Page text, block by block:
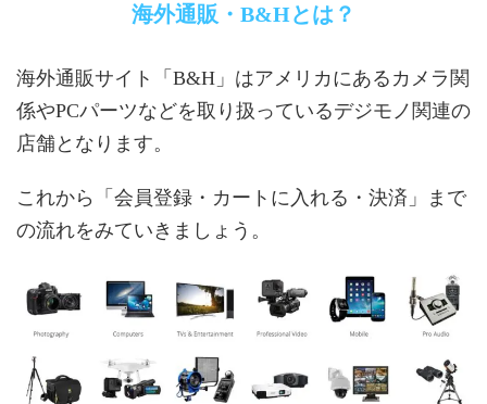
海外通販・B&Hとは？
海外通販サイト「B&H」はアメリカにあるカメラ関
係やPCパーツなどを取り扱っているデジモノ関連の
店舗となります。
これから「会員登録・カートに入れる・決済」まで
の流れをみていきましょう。